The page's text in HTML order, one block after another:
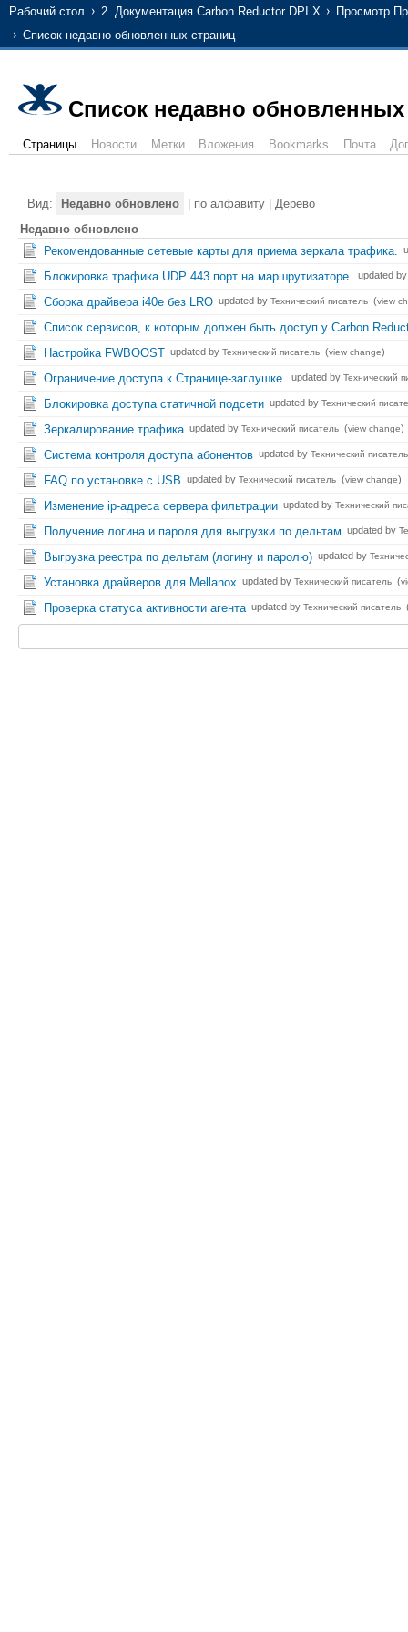
Рабочий стол 2. Документация Carbon Reductor DPI X
Просмотр
Список недавно обновленных страниц
Список недавно обновленных
Страницы Новости Метки Вложения Bookmarks Почта
Вид: Недавно обновлено по алфавиту
Дерево
Недавно обновлено
Рекомендованные сетевые карты для приема зеркала трафика.
Блокировка трафика UDP 443 порт на маршрутизаторе. updated
Сборка драйвера i40e без LRO updated by Технический писатель (view
Список сервисов, к которым должен быть доступ у Carbon
Настройка FWBOOST updated by Технический писатель (view change)
Ограничение доступа к Странице-заглушке. updated by Технический
Блокировка доступа статичной подсети updated by Технический
Зеркалирование трафика updated by Технический писатель (view change)
Система контроля доступа абонентов updated by Технический писатель
FAQ по установке с USB updated by Технический писатель (view change)
Изменение ip-адреса сервера фильтрации updated by Технический
Получение логина и пароля для выгрузки по дельтам updated by
Выгрузка реестра по дельтам (логину и паролю) updated by
Установка драйверов для Mellanox updated by Технический писатель (
Проверка статуса активности агента updated by Технический писатель